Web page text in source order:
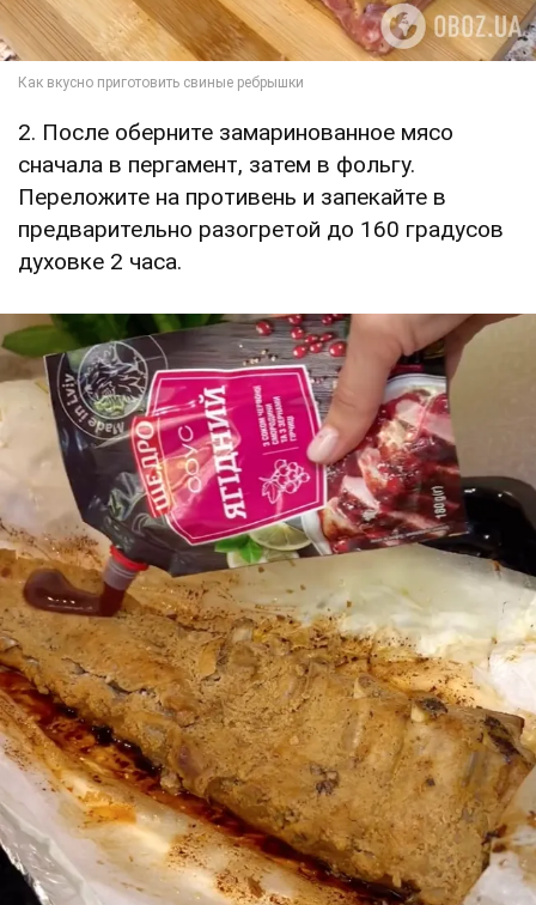
2. После оберните замаринованное мясо
сначала в пергамент, затем в фольгу.
Переложите на противень и запекайте в
предварительно разогретой до 160 градусов
духовке 2 часа.